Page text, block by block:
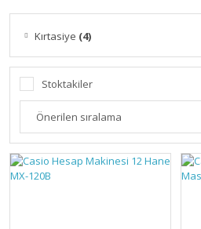
Kırtasiye (4)
Stoktakiler